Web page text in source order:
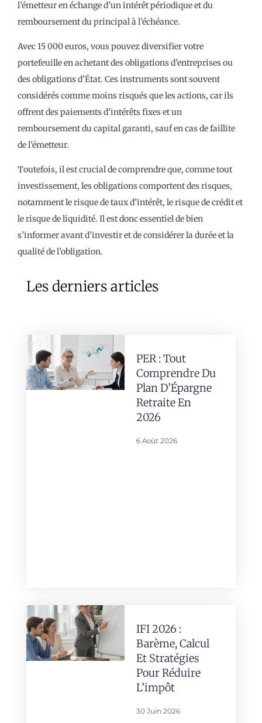
l’émetteur en échange d’un intérêt périodique et du
remboursement du principal à l’échéance.
Avec 15 000 euros, vous pouvez diversifier votre
portefeuille en achetant des obligations d’entreprises ou
des obligations d’État. Ces instruments sont souvent
considérés comme moins risqués que les actions, car ils
offrent des paiements d’intérêts fixes et un
remboursement du capital garanti, sauf en cas de faillite
de l’émetteur.
Toutefois, il est crucial de comprendre que, comme tout
investissement, les obligations comportent des risques,
notamment le risque de taux d’intérêt, le risque de crédit et
le risque de liquidité. Il est donc essentiel de bien
s’informer avant d’investir et de considérer la durée et la
qualité de l’obligation.
Les derniers articles
PER : Tout
Comprendre Du
Plan D’Épargne
Retraite En
2026
6 Août 2026
IFI 2026 :
Barème, Calcul
Et Stratégies
Pour Réduire
L’impôt
30 Juin 2026